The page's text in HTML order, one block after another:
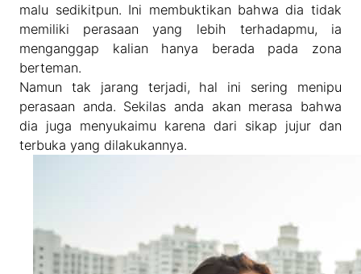
malu sedikitpun. Ini membuktikan bahwa dia tidak
memiliki perasaan yang lebih terhadapmu, ia
menganggap kalian hanya berada pada zona
berteman.
Namun tak jarang terjadi, hal ini sering menipu
perasaan anda. Sekilas anda akan merasa bahwa
dia juga menyukaimu karena dari sikap jujur dan
terbuka yang dilakukannya.